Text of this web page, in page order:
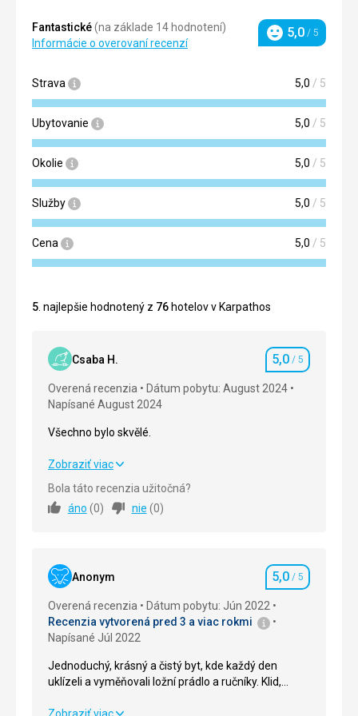
Fantastické(na základe 14 hodnotení)
Informácie o overovaní recenzí
Hodnotenie
5,0 / 5
Strava 5,0 / 5
Ubytovanie 5,0 / 5
Okolie 5,0 / 5
Služby 5,0 / 5
Cena 5,0 / 5
5 . najlepšie hodnotený z 76 hotelov v Karpathos
Csaba H. Hodnotenie
5,0 / 5
Overená recenzia
Dátum pobytu: August 2024
Napísané August 2024
Všechno bylo skvělé.
Všechno bylo skvělé.
Strava
Služby 5,0/ 5
Cena
Pláž
3-4 minuty chůze. Písečná a kamenitá pláž, takže
Zobraziť viac
Bola táto recenzia užitočná?
áno (0) nie (0)
Anonym Hodnotenie
5,0 / 5
Overená recenzia
Dátum pobytu: Jún 2022
Recenzia vytvorená pred 3 a viac rokmi
Napísané Júl 2022
Jednoduchý, krásný a čistý byt, kde každý den
uklízeli a vyměňovali ložní prádlo a ručníky. Klid,